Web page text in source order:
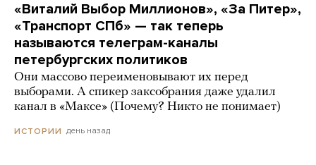
«Виталий Выбор Миллионов», «За Питер»,
«Транспорт СПб» — так теперь
называются телеграм-каналы
петербургских политиков
Они массово переименовывают их перед
выборами. А спикер заксобрания даже удалил
канал в «Максе» (Почему? Никто не понимает)
ИСТОРИИ день назад